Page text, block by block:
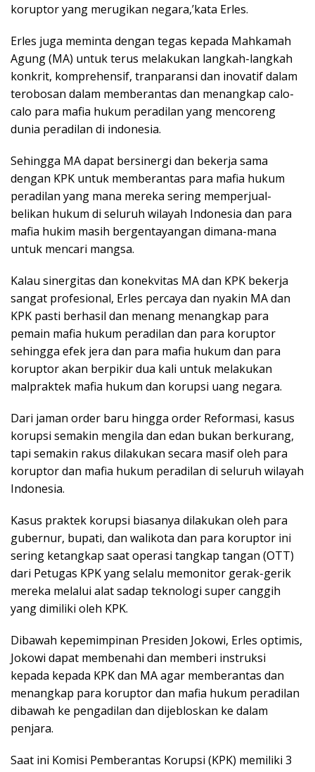
koruptor yang merugikan negara,’kata Erles.
Erles juga meminta dengan tegas kepada Mahkamah
Agung (MA) untuk terus melakukan langkah-langkah
konkrit, komprehensif, tranparansi dan inovatif dalam
terobosan dalam memberantas dan menangkap calo-
calo para mafia hukum peradilan yang mencoreng
dunia peradilan di indonesia.
Sehingga MA dapat bersinergi dan bekerja sama
dengan KPK untuk memberantas para mafia hukum
peradilan yang mana mereka sering memperjual-
belikan hukum di seluruh wilayah Indonesia dan para
mafia hukim masih bergentayangan dimana-mana
untuk mencari mangsa.
Kalau sinergitas dan konekvitas MA dan KPK bekerja
sangat profesional, Erles percaya dan nyakin MA dan
KPK pasti berhasil dan menang menangkap para
pemain mafia hukum peradilan dan para koruptor
sehingga efek jera dan para mafia hukum dan para
koruptor akan berpikir dua kali untuk melakukan
malpraktek mafia hukum dan korupsi uang negara.
Dari jaman order baru hingga order Reformasi, kasus
korupsi semakin mengila dan edan bukan berkurang,
tapi semakin rakus dilakukan secara masif oleh para
koruptor dan mafia hukum peradilan di seluruh wilayah
Indonesia.
Kasus praktek korupsi biasanya dilakukan oleh para
gubernur, bupati, dan walikota dan para koruptor ini
sering ketangkap saat operasi tangkap tangan (OTT)
dari Petugas KPK yang selalu memonitor gerak-gerik
mereka melalui alat sadap teknologi super canggih
yang dimiliki oleh KPK.
Dibawah kepemimpinan Presiden Jokowi, Erles optimis,
Jokowi dapat membenahi dan memberi instruksi
kepada kepada KPK dan MA agar memberantas dan
menangkap para koruptor dan mafia hukum peradilan
dibawah ke pengadilan dan dijebloskan ke dalam
penjara.
Saat ini Komisi Pemberantas Korupsi (KPK) memiliki 3